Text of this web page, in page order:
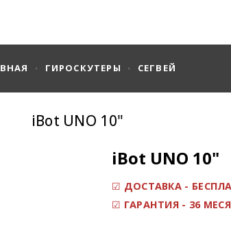
ГИРОСКУТЕРЫ СЕГВЕЙ
iBot UNO 10"
iBot UNO 10"
☑ ДОСТАВКА -
☑ ГАРАНТИЯ - 36